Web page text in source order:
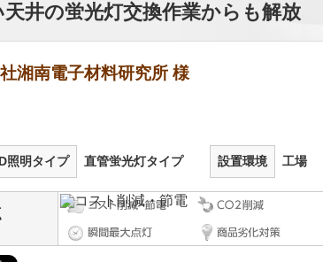
天井の蛍光灯交換作業からも解放
湘南電子材料研究所 様
照明タイプ 直管蛍光灯タイプ 設置環境 工場